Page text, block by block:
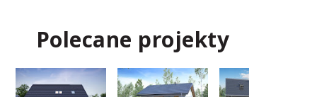
Polecane projekty